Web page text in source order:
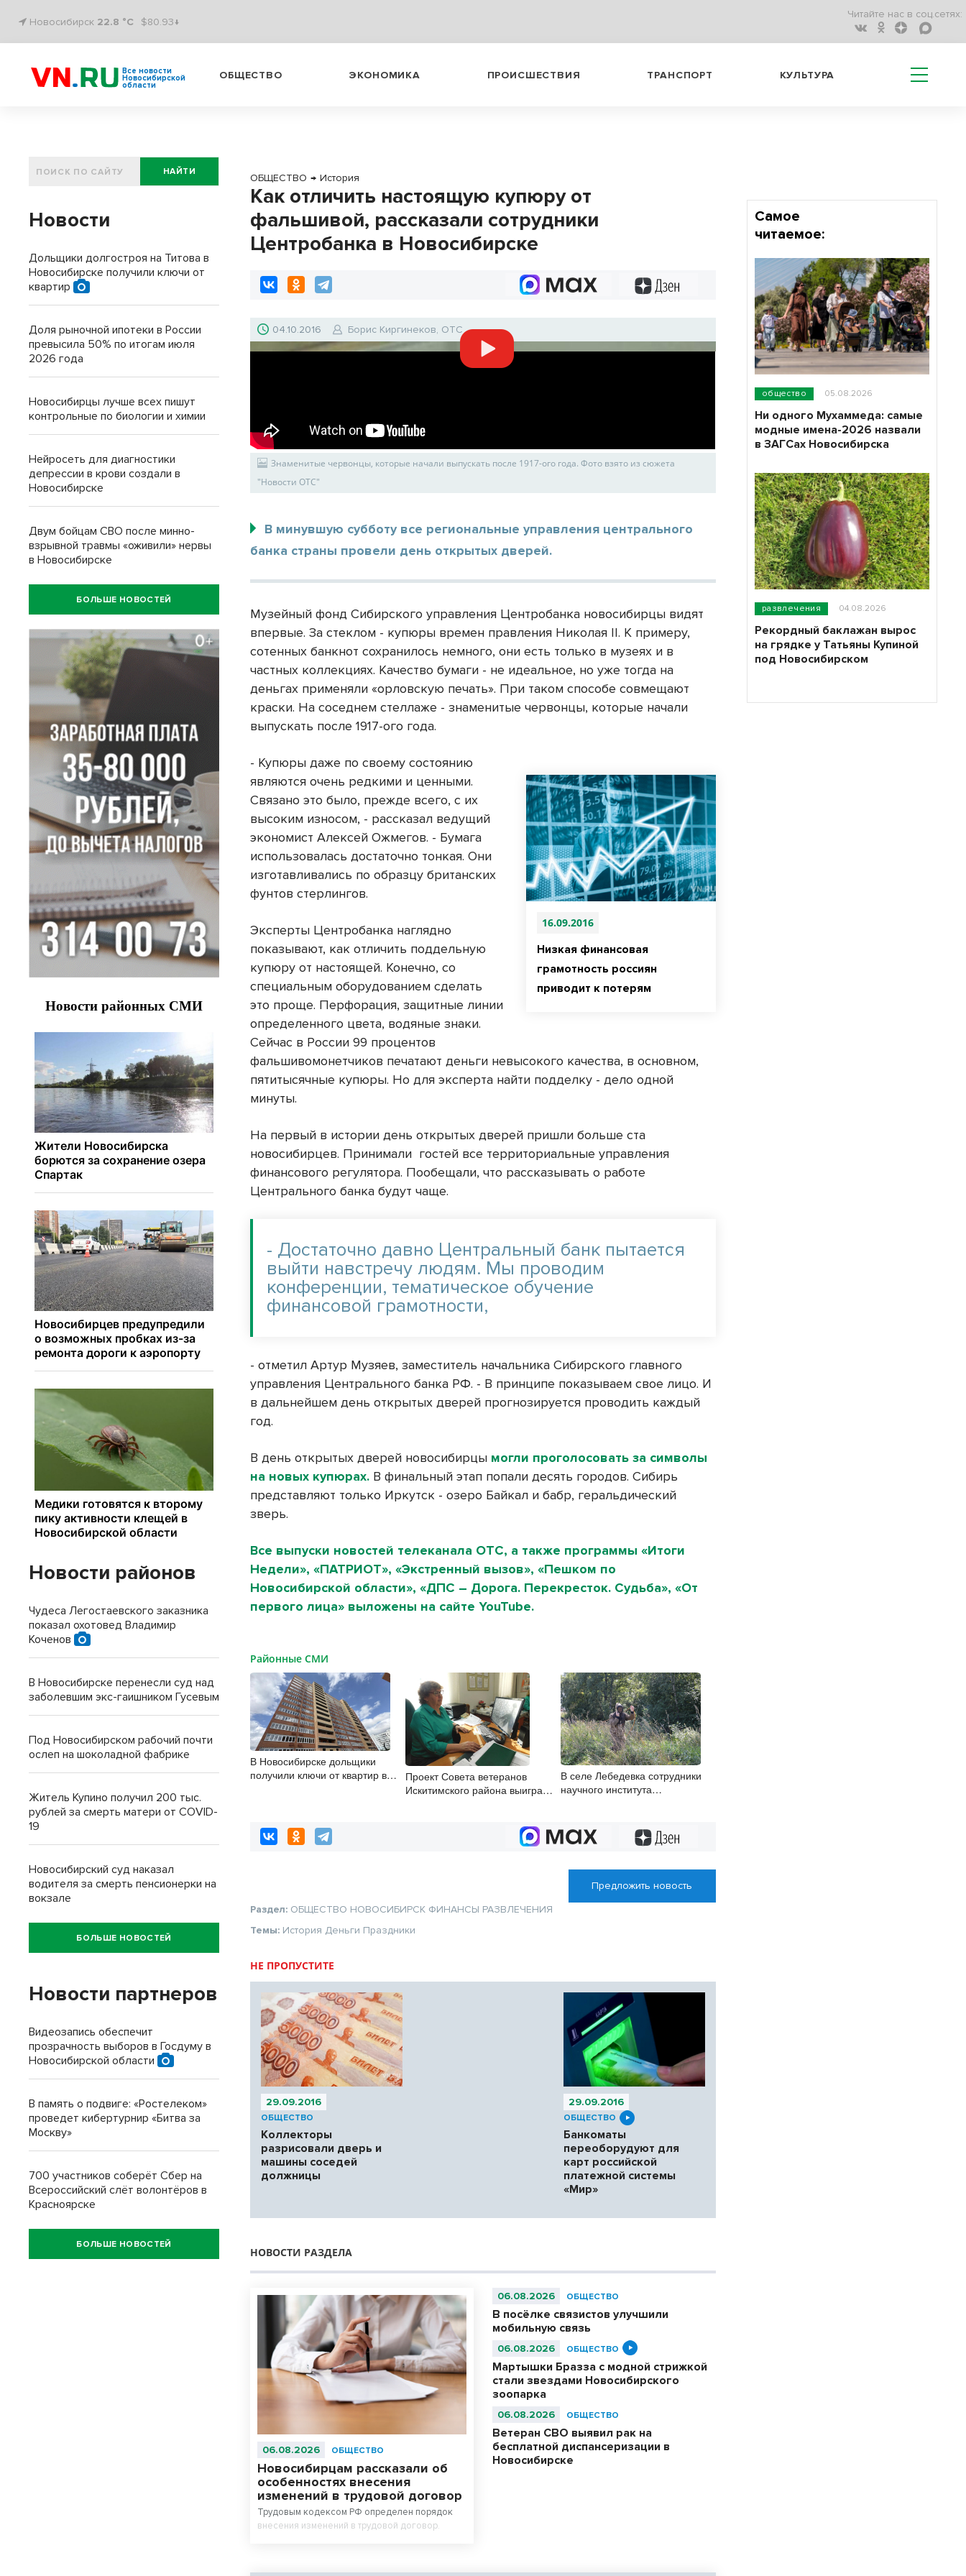
Новосибирск 22.8 °C $80.93↓
Читайте нас в соц.сетях:
Все новости
Новосибирской
области
ОБЩЕСТВО ЭКОНОМИКА ПРОИСШЕСТВИЯ ТРАНСПОРТ КУЛЬТУРА
ОБЩЕСТВО → История
Как отличить настоящую купюру от
фальшивой, рассказали сотрудники
Центробанка в Новосибирске
04.10.2016 Борис Киргинеков, ОТС
Знаменитые червонцы, которые начали выпускать после 1917-ого года. Фото взято из сюжета
"Новости ОТС"
В минувшую субботу все региональные управления центрального
банка страны провели день открытых дверей.
Музейный фонд Сибирского управления Центробанка новосибирцы видят
впервые. За стеклом - купюры времен правления Николая II. К примеру,
сотенных банкнот сохранилось немного, они есть только в музеях и в
частных коллекциях. Качество бумаги - не идеальное, но уже тогда на
деньгах применяли «орловскую печать». При таком способе совмещают
краски. На соседнем стеллаже - знаменитые червонцы, которые начали
выпускать после 1917-ого года.
16.09.2016
Низкая финансовая
грамотность россиян
приводит к потерям
- Купюры даже по своему состоянию
являются очень редкими и ценными.
Связано это было, прежде всего, с их
высоким износом, - рассказал ведущий
экономист Алексей Ожмегов. - Бумага
использовалась достаточно тонкая. Они
изготавливались по образцу британских
фунтов стерлингов.
Эксперты Центробанка наглядно
показывают, как отличить поддельную
купюру от настоящей. Конечно, со
специальным оборудованием сделать
это проще. Перфорация, защитные линии
определенного цвета, водяные знаки.
Сейчас в России 99 процентов
фальшивомонетчиков печатают деньги невысокого качества, в основном,
пятитысячные купюры. Но для эксперта найти подделку - дело одной
минуты.
На первый в истории день открытых дверей пришли больше ста
новосибирцев. Принимали гостей все территориальные управления
финансового регулятора. Пообещали, что рассказывать о работе
Центрального банка будут чаще.
- Достаточно давно Центральный банк пытается
выйти навстречу людям. Мы проводим
конференции, тематическое обучение
финансовой грамотности,
- отметил Артур Музяев, заместитель начальника Сибирского главного
управления Центрального банка РФ. - В принципе показываем свое лицо. И
в дальнейшем день открытых дверей прогнозируется проводить каждый
год.
В день открытых дверей новосибирцы могли проголосовать за символы
на новых купюрах. В финальный этап попали десять городов. Сибирь
представляют только Иркутск - озеро Байкал и бабр, геральдический
зверь.
Все выпуски новостей телеканала ОТС, а также программы «Итоги
Недели», «ПАТРИОТ», «Экстренный вызов», «Пешком по
Новосибирской области», «ДПС – Дорога. Перекресток. Судьба», «От
первого лица» выложены на сайте YouTube.
Районные СМИ
В Новосибирске дольщики
получили ключи от квартир в
Проект Совета ветеранов
Искитимского района выиграл
В селе Лебедевка сотрудники
научного института
Предложить новость
Раздел: ОБЩЕСТВО НОВОСИБИРСК ФИНАНСЫ РАЗВЛЕЧЕНИЯ
Темы: История Деньги Праздники
НЕ ПРОПУСТИТЕ
29.09.2016
ОБЩЕСТВО
Коллекторы
разрисовали дверь и
машины соседей
должницы
29.09.2016
ОБЩЕСТВО
Банкоматы
переоборудуют для
карт российской
платежной системы
«Мир»
НОВОСТИ РАЗДЕЛА
06.08.2026 ОБЩЕСТВО
Новосибирцам рассказали об
особенностях внесения
изменений в трудовой договор
Трудовым кодексом РФ определен порядок
внесения изменений в трудовой договор.
06.08.2026 ОБЩЕСТВО
В посёлке связистов улучшили
мобильную связь
06.08.2026 ОБЩЕСТВО
Мартышки Бразза с модной стрижкой
стали звездами Новосибирского
зоопарка
06.08.2026 ОБЩЕСТВО
Ветеран СВО выявил рак на
бесплатной диспансеризации в
Новосибирске
НАЙТИ
Новости
Дольщики долгостроя на Титова в
Новосибирске получили ключи от
квартир
Доля рыночной ипотеки в России
превысила 50% по итогам июля
2026 года
Новосибирцы лучше всех пишут
контрольные по биологии и химии
Нейросеть для диагностики
депрессии в крови создали в
Новосибирске
Двум бойцам СВО после минно-
взрывной травмы «оживили» нервы
в Новосибирске
БОЛЬШЕ НОВОСТЕЙ
Новости районов
Чудеса Легостаевского заказника
показал охотовед Владимир
Коченов
В Новосибирске перенесли суд над
заболевшим экс-гаишником Гусевым
Под Новосибирском рабочий почти
ослеп на шоколадной фабрике
Житель Купино получил 200 тыс.
рублей за смерть матери от COVID-
19
Новосибирский суд наказал
водителя за смерть пенсионерки на
вокзале
БОЛЬШЕ НОВОСТЕЙ
Новости партнеров
Видеозапись обеспечит
прозрачность выборов в Госдуму в
Новосибирской области
В память о подвиге: «Ростелеком»
проведет кибертурнир «Битва за
Москву»
700 участников соберёт Сбер на
Всероссийский слёт волонтёров в
Красноярске
БОЛЬШЕ НОВОСТЕЙ
Самое
читаемое:
общество 05.08.2026
Ни одного Мухаммеда: самые
модные имена-2026 назвали
в ЗАГСах Новосибирска
развлечения 04.08.2026
Рекордный баклажан вырос
на грядке у Татьяны Купиной
под Новосибирском